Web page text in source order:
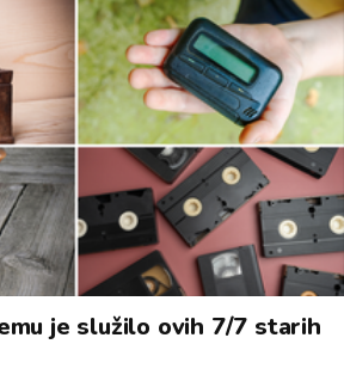
je služilo ovih 7/7 starih